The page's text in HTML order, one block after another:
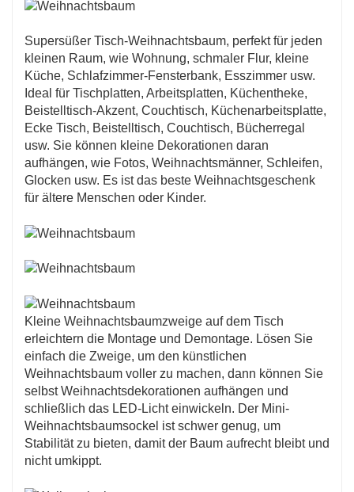
Supersüßer Tisch-Weihnachtsbaum, perfekt für jeden
kleinen Raum, wie Wohnung, schmaler Flur, kleine
Küche, Schlafzimmer-Fensterbank, Esszimmer usw.
Ideal für Tischplatten, Arbeitsplatten, Küchentheke,
Beistelltisch-Akzent, Couchtisch, Küchenarbeitsplatte,
Ecke Tisch, Beistelltisch, Couchtisch, Bücherregal
usw. Sie können kleine Dekorationen daran
aufhängen, wie Fotos, Weihnachtsmänner, Schleifen,
Glocken usw. Es ist das beste Weihnachtsgeschenk
für ältere Menschen oder Kinder.
Kleine Weihnachtsbaumzweige auf dem Tisch
erleichtern die Montage und Demontage. Lösen Sie
einfach die Zweige, um den künstlichen
Weihnachtsbaum voller zu machen, dann können Sie
selbst Weihnachtsdekorationen aufhängen und
schließlich das LED-Licht einwickeln. Der Mini-
Weihnachtsbaumsockel ist schwer genug, um
Stabilität zu bieten, damit der Baum aufrecht bleibt und
nicht umkippt.